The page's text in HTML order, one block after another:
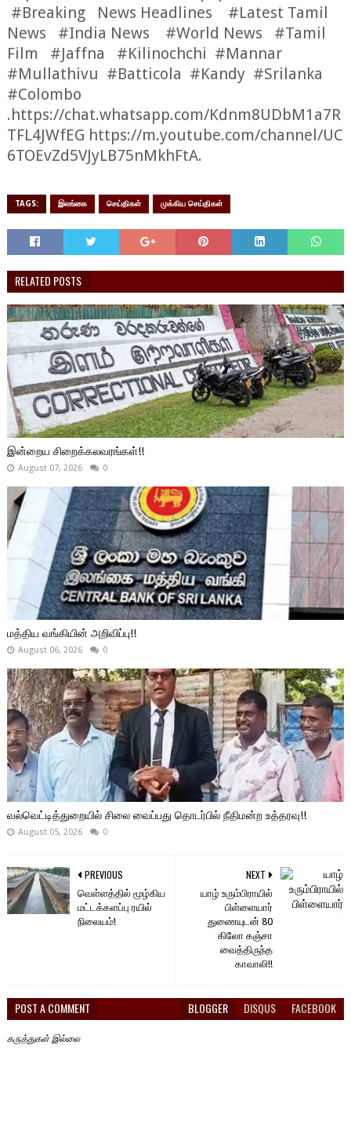
#Breaking News Headlines #Latest Tamil
News #India News #World News #Tamil
Film #Jaffna #Kilinochchi #Mannar
#Mullathivu #Batticola #Kandy #Srilanka
#Colombo
.https://chat.whatsapp.com/Kdnm8UDbM1a7R
TFL4JWfEG https://m.youtube.com/channel/UC
6TOEvZd5VJyLB75nMkhFtA.
TAGS: இலங்கை செய்திகள் முக்கிய செய்திகள்
RELATED POSTS
இன்றைய சிறைக்கலவரங்கள்!!
August 07, 2026 0
மத்திய வங்கியின் அறிவிப்பு!!
August 06, 2026 0
வல்வெட்டித்துறையில் சிலை வைப்பது தொடர்பில் நீதிமன்ற உத்தரவு!!
August 05, 2026 0
NEXT
யாழ் உரும்பிராயில்
பிள்ளையார்
துணையுடன் 80
கிலோ கஞ்சா
வைத்திருந்த
காவாலி!!
PREVIOUS
வெள்ளத்தில் மூழ்கிய
மட்டக்களப்பு ரயில்
நிலையம்!
POST A COMMENT BLOGGER DISQUS FACEBOOK
கருத்துகள் இல்லை